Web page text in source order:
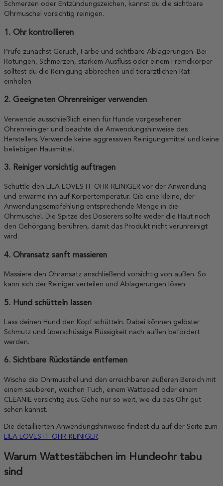
Schmerzen oder Entzündungszeichen, kannst du die sichtbare
Ohrmuschel vorsichtig reinigen.
1. Ohr kontrollieren
Prüfe zunächst Geruch, Farbe und sichtbare Ablagerungen. Bei
Rötungen, Schmerzen, starkem Ausfluss oder einem Fremdkörper
solltest du die Reinigung abbrechen und tierärztlichen Rat
einholen.
2. Geeigneten Ohrenreiniger verwenden
Verwende ausschließlich einen für Hunde vorgesehenen
Ohrenreiniger und beachte die Anwendungshinweise des
Herstellers. Verwende keine aggressiven Reinigungsmittel und keine
beliebigen Hausmittel.
3. Reiniger vorsichtig auftragen
Schüttle den LILA LOVES IT OHR-REINIGER vor der Anwendung
und erwärme ihn auf Körpertemperatur. Gib eine kleine, der
Anwendungsempfehlung entsprechende Menge in die
Ohrmuschel. Die Spitze des Dosierers sollte weder die Haut noch
den Gehörgang berühren, damit das Produkt nicht verunreinigt
wird.
4. Ohransatz sanft massieren
Massiere den Ohransatz anschließend vorsichtig von außen. So
kann sich der Reiniger verteilen und Ablagerungen lösen.
5. Hund schütteln lassen
Lass deinen Hund den Kopf schütteln. Dabei können gelöster
Schmutz und überschüssige Flüssigkeit nach außen befördert
werden.
6. Sichtbare Rückstände entfernen
Wische die Ohrmuschel und den erreichbaren äußeren Bereich mit
einem sauberen, weichen Tuch, einem Wattepad oder einem
CLEANIE vorsichtig aus. Gehe nur so weit, wie du das Ohr gut
sehen kannst.
Die detaillierten Anwendungshinweise findest du auf der Seite zum
LILA LOVES IT OHR-REINIGER.
Warum Wattestäbchen im Hundeohr tabu
sind